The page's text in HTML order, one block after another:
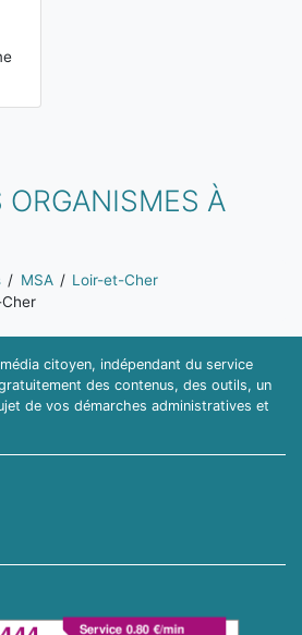
ORGANISMES À
MSA
Loir-et-Cher
citoyen, indépendant du service
des contenus, des outils, un
de vos démarches administratives et